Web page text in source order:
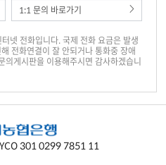
1:1 문의 바로가기
넷 전화입니다. 국제 전화 요금은 발생
전화연결이 잘 안되거나 통화중 장애
의게시판을 이용해주시면 감사하겠습니
301 0299 7851 11